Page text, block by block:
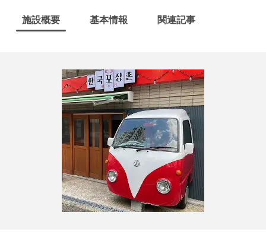
施設概要 基本情報 関連記事